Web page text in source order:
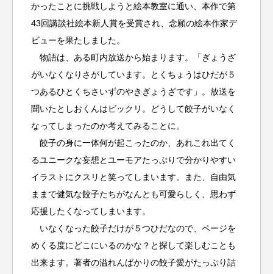
かったことに挑戦しようと絵本教室に通い、本作で第
43回講談社絵本新人賞を受賞され、念願の絵本作家デ
ビューを果たしました。
物語は、ある町内放送から始まります。「ぎょうざ
がいなくなりさがしています。とくちょうはひだが５
つあるひとくちさいずのやきぎょうざです」。放送を
聞いたとしおくんはビックリ。どうして餃子がいなく
なってしまったのか考えてみることに。
餃子の身に一体何が起こったのか、あれこれ出てく
るユニークな妄想とユーモアたっぷりで分かりやすい
イラストにクスリと笑ってしまいます。また、自由気
ままで健気な餃子たちがなんとも可愛らしく、思わず
応援したくなってしまいます。
いなくなった餃子だけが５つひだなので、ページを
めくる度にどこにいるのかな？と探して楽しむことも
出来ます。著者の溢れんばかりの餃子愛がたっぷり詰